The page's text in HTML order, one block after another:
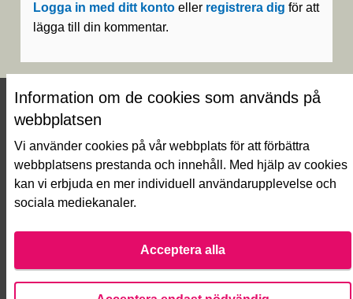
Information om de cookies som används på
webbplatsen
Vi använder cookies på vår webbplats för att förbättra
webbplatsens prestanda och innehåll. Med hjälp av cookies
kan vi erbjuda en mer individuell användarupplevelse och
sociala mediekanaler.
Acceptera alla
Logga in med ditt konto eller registrera dig för att
lägga till din kommentar.
Näin äänestät Asukasbudjetissa
Olika skeden i Asukasbudjetti
Hämta öppna datafiler